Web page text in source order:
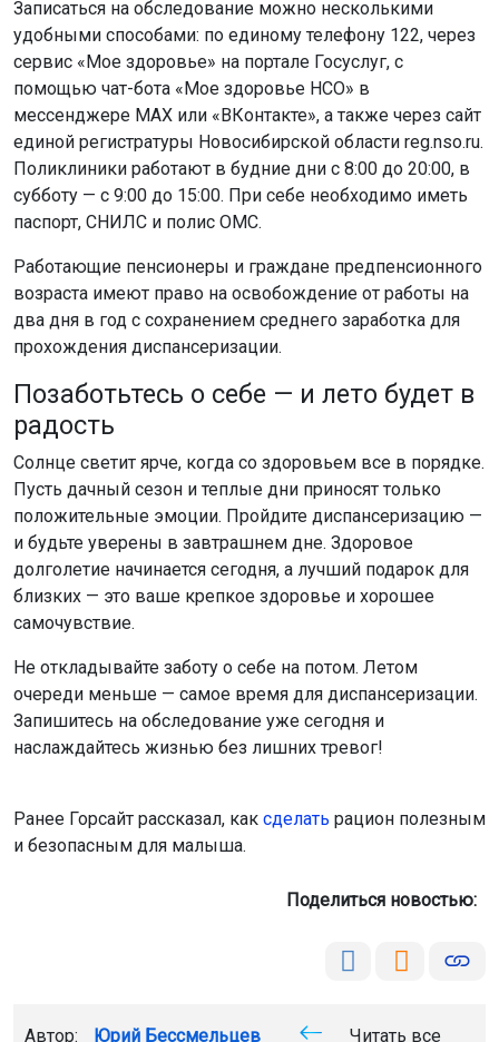
Записаться на обследование можно несколькими
удобными способами: по единому телефону 122, через
сервис «Мое здоровье» на портале Госуслуг, с
помощью чат-бота «Мое здоровье НСО» в
мессенджере MAX или «ВКонтакте», а также через сайт
единой регистратуры Новосибирской области reg.nso.ru.
Поликлиники работают в будние дни с 8:00 до 20:00, в
субботу — с 9:00 до 15:00. При себе необходимо иметь
паспорт, СНИЛС и полис ОМС.
Работающие пенсионеры и граждане предпенсионного
возраста имеют право на освобождение от работы на
два дня в год с сохранением среднего заработка для
прохождения диспансеризации.
Позаботьтесь о себе — и лето будет в
радость
Солнце светит ярче, когда со здоровьем все в порядке.
Пусть дачный сезон и теплые дни приносят только
положительные эмоции. Пройдите диспансеризацию —
и будьте уверены в завтрашнем дне. Здоровое
долголетие начинается сегодня, а лучший подарок для
близких — это ваше крепкое здоровье и хорошее
самочувствие.
Не откладывайте заботу о себе на потом. Летом
очереди меньше — самое время для диспансеризации.
Запишитесь на обследование уже сегодня и
наслаждайтесь жизнью без лишних тревог!
Ранее Горсайт рассказал, как сделать рацион полезным
и безопасным для малыша.
Поделиться новостью:
Автор: Юрий Бессмельцев
Читать все